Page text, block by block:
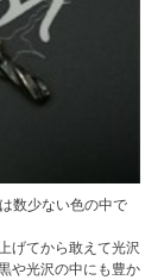
は数少ない色の中で
げてから敢えて光沢
や光沢の中にも豊か